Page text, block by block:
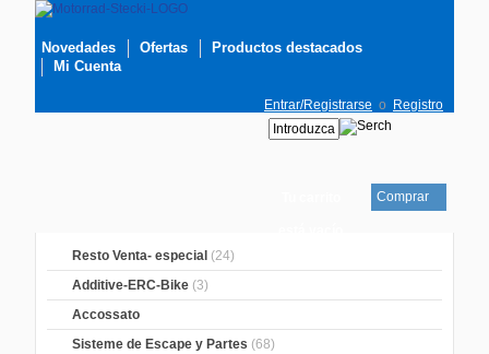
Novedades Ofertas
Productos destacados
Mi Cuenta
Entrar/Registrarse o Registro
Comprar
Resto Venta- especial (24)
Additive-ERC-Bike (3)
Accossato
Sisteme de Escape y Partes (68)